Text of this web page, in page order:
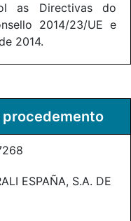
as Directivas do
2014/23/UE e
2014.
procedemento
ESPAÑA, S.A. DE